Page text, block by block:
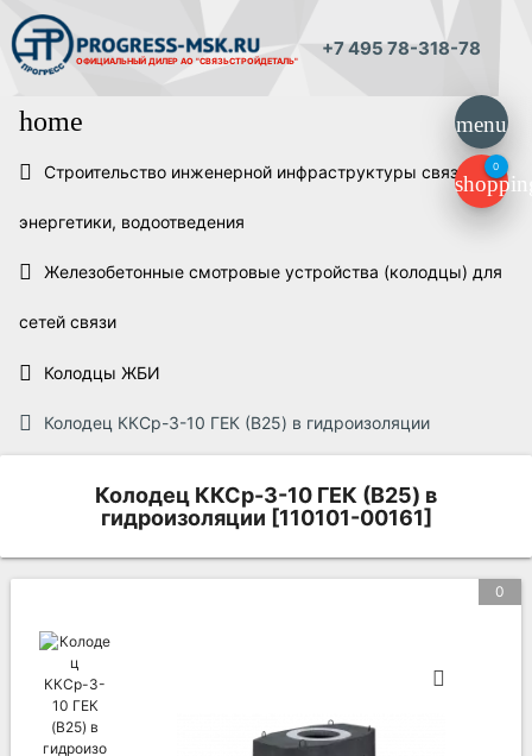
ОФИЦИАЛЬНЫЙ ДИЛЕР АО "СВЯЗЬСТРОЙДЕТАЛЬ"
+7 495 78-318-78
menu
0
home
Строительство инженерной инфраструктуры связи,
энергетики, водоотведения
Железобетонные смотровые устройства (колодцы) для
сетей связи
Колодцы ЖБИ
Колодец ККСр-3-10 ГЕК (B25) в гидроизоляции
Колодец ККСр-3-10 ГЕК (B25) в
гидроизоляции [110101-00161]
0